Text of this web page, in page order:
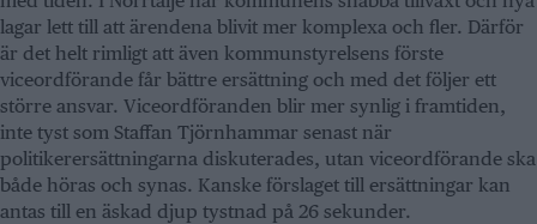
lagar lett till att ärendena blivit mer komplexa och fler. Därför
är det helt rimligt att även kommunstyrelsens förste
viceordförande får bättre ersättning och med det följer ett
större ansvar. Viceordföranden blir mer synlig i framtiden,
inte tyst som Staffan Tjörnhammar senast när
politikerersättningarna diskuterades, utan viceordförande ska
både höras och synas. Kanske förslaget till ersättningar kan
antas till en äskad djup tystnad på 26 sekunder.